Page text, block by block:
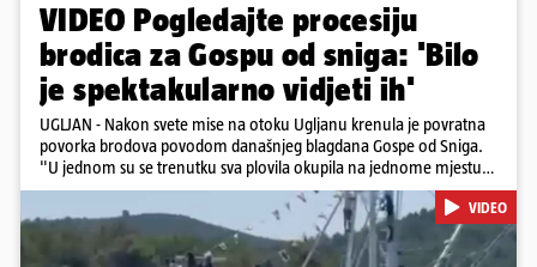
VIDEO Pogledajte procesiju
brodica za Gospu od sniga: 'Bilo
je spektakularno vidjeti ih'
UGLJAN - Nakon svete mise na otoku Ugljanu krenula je povratna
povorka brodova povodom današnjeg blagdana Gospe od Sniga.
"U jednom su se trenutku sva plovila okupila na jednome mjestu
te sinkronizirano kružila sljedećih deset minuta, što je izgledalo
spektakularno", kazala nam je čitateljica koja je snimila povorku.
Posebno atraktivan prizor bio je, kako je rekla, kada su se pojedini
sudionici popeli na vrhove brodova i mahali upaljenim bakljama.
VIDEO